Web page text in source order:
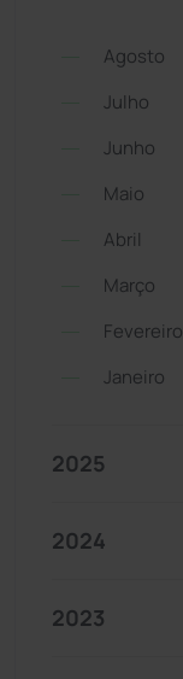
Agosto
Julho
Junho
Maio
Abril
Março
Fevereiro
Janeiro
2025
2024
2023